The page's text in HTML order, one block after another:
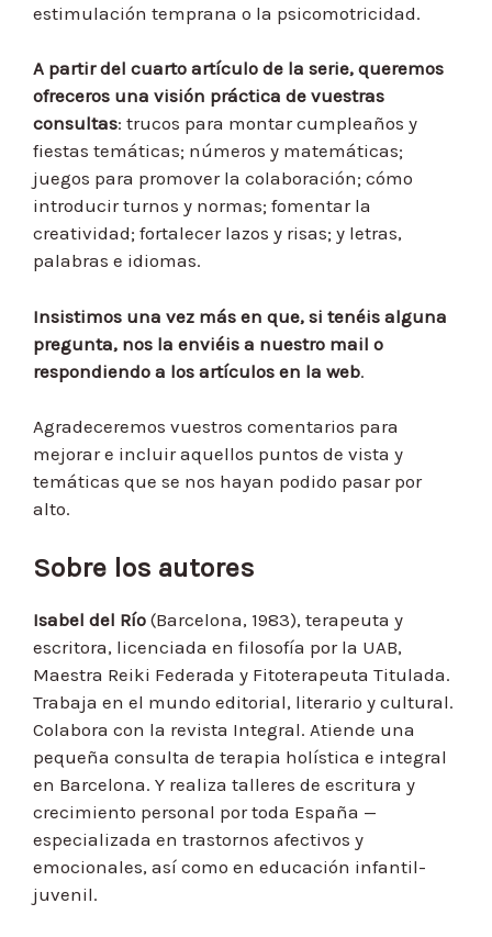
estimulación temprana o la psicomotricidad.
A partir del cuarto artículo de la serie, queremos
ofreceros una visión práctica de vuestras
consultas: trucos para montar cumpleaños y
fiestas temáticas; números y matemáticas;
juegos para promover la colaboración; cómo
introducir turnos y normas; fomentar la
creatividad; fortalecer lazos y risas; y letras,
palabras e idiomas.
Insistimos una vez más en que, si tenéis alguna
pregunta, nos la enviéis a nuestro mail o
respondiendo a los artículos en la web.
Agradeceremos vuestros comentarios para
mejorar e incluir aquellos puntos de vista y
temáticas que se nos hayan podido pasar por
alto.
Sobre los autores
Isabel del Río (Barcelona, 1983), terapeuta y
escritora, licenciada en filosofía por la UAB,
Maestra Reiki Federada y Fitoterapeuta Titulada.
Trabaja en el mundo editorial, literario y cultural.
Colabora con la revista Integral. Atiende una
pequeña consulta de terapia holística e integral
en Barcelona. Y realiza talleres de escritura y
crecimiento personal por toda España —
especializada en trastornos afectivos y
emocionales, así como en educación infantil-
juvenil.